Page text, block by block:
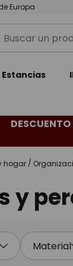
Europa
categoría,
Estancias
hogar
y
Material